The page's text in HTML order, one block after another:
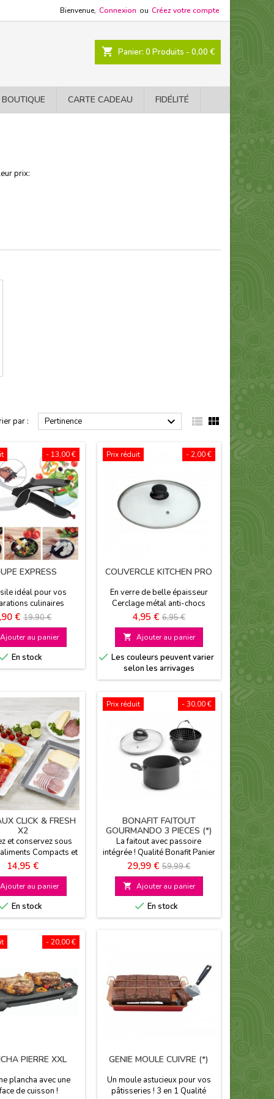
Bienvenue, Connexion ou Créez votre compte
shopping_cart Panier: 0 Produits - 0,00 €
CARTE CADEAU FIDÉLITÉ
prix:
par : Pertinence   
- 13,00 €
EXPRESS
idéal pour vos
culinaires
facile Ergonomique
Gain de temps et de
place
€ Prix
de
base
19,90 €
Ajouter au panier
 En stock
- 2,00 €
Prix réduit
COUVERCLE KITCHEN PRO
En verre de belle épaisseur
Cerclage métal anti-chocs
Disponible en diamètre 24 cm
Prix
4,95 € Prix
de
base
6,95 €
 Ajouter au panier
 Les couleurs peuvent varier
selon les arrivages
CLICK & FRESH
X2
et conservez sous
Compacts et
empilables
Prix
14,95 €
Ajouter au panier
 En stock
- 30,00 €
Prix réduit
BONAFIT FAITOUT
GOURMANDO 3 PIECES (*)
La faitout avec passoire
intégrée ! Qualité Bonafit Panier
renversable innovant
Prix
29,99 € Prix
base
59,99 €
 Ajouter au panier
 En stock
- 20,00 €
PIERRE XXL
plancha avec une
de cuisson !
GENIE MOULE CUIVRE (*)
Un moule astucieux pour vos
pâtisseries ! 3 en 1 Qualité